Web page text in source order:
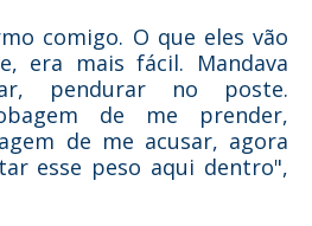
comigo. O que eles vão
era mais fácil. Mandava
pendurar no poste.
de me prender,
de me acusar, agora
esse peso aqui dentro",